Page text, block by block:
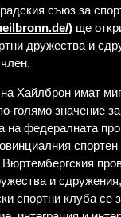
съюз за
) ще
дружества и
Хайлброн имат
голямо значение
на федералната
и
спортни клуба се